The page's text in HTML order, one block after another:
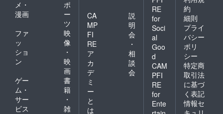
メ・
漫画
ポ
ー
ツ
ファ
ッ
ショ
ン
映
像
・
映
画
ゲー
ム・
サー
ビス
書
籍
・
雑
CA
MP
FI
RE
ア
カ
デ
ミ
ー
と
は
説
明
会
・
相
談
会
RE
for
Soci
al
Goo
d
CAM
PFI
RE
for
Ente
約
細則
プライ
バシー
ポリ
シー
特定商
取引法
に基づ
く表記
情報セ